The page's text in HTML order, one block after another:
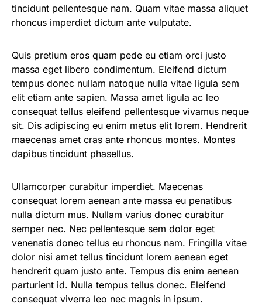
tincidunt pellentesque nam. Quam vitae massa aliquet
rhoncus imperdiet dictum ante vulputate.
Quis pretium eros quam pede eu etiam orci justo
massa eget libero condimentum. Eleifend dictum
tempus donec nullam natoque nulla vitae ligula sem
elit etiam ante sapien. Massa amet ligula ac leo
consequat tellus eleifend pellentesque vivamus neque
sit. Dis adipiscing eu enim metus elit lorem. Hendrerit
maecenas amet cras ante rhoncus montes. Montes
dapibus tincidunt phasellus.
Ullamcorper curabitur imperdiet. Maecenas
consequat lorem aenean ante massa eu penatibus
nulla dictum mus. Nullam varius donec curabitur
semper nec. Nec pellentesque sem dolor eget
venenatis donec tellus eu rhoncus nam. Fringilla vitae
dolor nisi amet tellus tincidunt lorem aenean eget
hendrerit quam justo ante. Tempus dis enim aenean
parturient id. Nulla tempus tellus donec. Eleifend
consequat viverra leo nec magnis in ipsum.